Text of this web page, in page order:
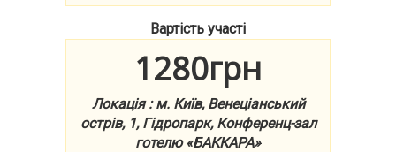
Вартість участі
1280грн
Локація : м. Київ, Венеціанський
острів, 1, Гідропарк, Конференц-зал
готелю «БАККАРА»